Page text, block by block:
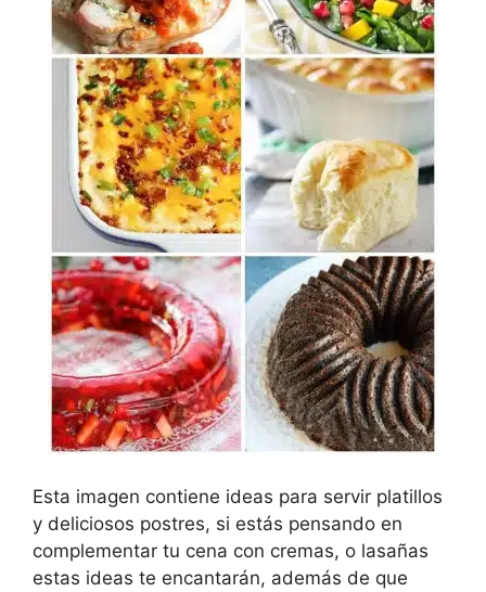
Esta imagen contiene ideas para servir platillos
y deliciosos postres, si estás pensando en
complementar tu cena con cremas, o lasañas
estas ideas te encantarán, además de que